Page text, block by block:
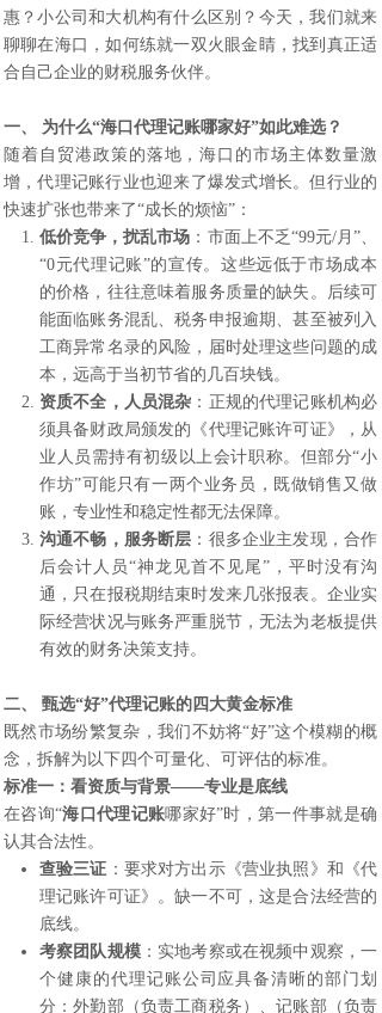
惠？小公司和大机构有什么区别？今天，我们就来
聊聊在海口，如何练就一双火眼金睛，找到真正适
合自己企业的财税服务伙伴。
一、 为什么“海口代理记账哪家好”如此难选？
随着自贸港政策的落地，海口的市场主体数量激
增，代理记账行业也迎来了爆发式增长。但行业的
快速扩张也带来了“成长的烦恼”：
低价竞争，扰乱市场 ：市面上不乏“99元/月”、
“0元代理记账”的宣传。这些远低于市场成本
的价格，往往意味着服务质量的缺失。后续可
能面临账务混乱、税务申报逾期、甚至被列入
工商异常名录的风险，届时处理这些问题的成
本，远高于当初节省的几百块钱。
资质不全，人员混杂 ：正规的代理记账机构必
须具备财政局颁发的《代理记账许可证》，从
业人员需持有初级以上会计职称。但部分“小
作坊”可能只有一两个业务员，既做销售又做
账，专业性和稳定性都无法保障。
沟通不畅，服务断层 ：很多企业主发现，合作
后会计人员“神龙见首不见尾”，平时没有沟
通，只在报税期结束时发来几张报表。企业实
际经营状况与账务严重脱节，无法为老板提供
有效的财务决策支持。
二、 甄选“好”代理记账的四大黄金标准
既然市场纷繁复杂，我们不妨将“好”这个模糊的概
念，拆解为以下四个可量化、可评估的标准。
标准一：看资质与背景——专业是底线
在咨询“海口代理记账哪家好”时，第一件事就是确
认其合法性。
查验三证 ：要求对方出示《营业执照》和《代
理记账许可证》。缺一不可，这是合法经营的
底线。
考察团队规模：实地考察或在视频中观察，一
个健康的代理记账公司应具备清晰的部门划
分：外勤部（负责工商税务）、记账部（负责